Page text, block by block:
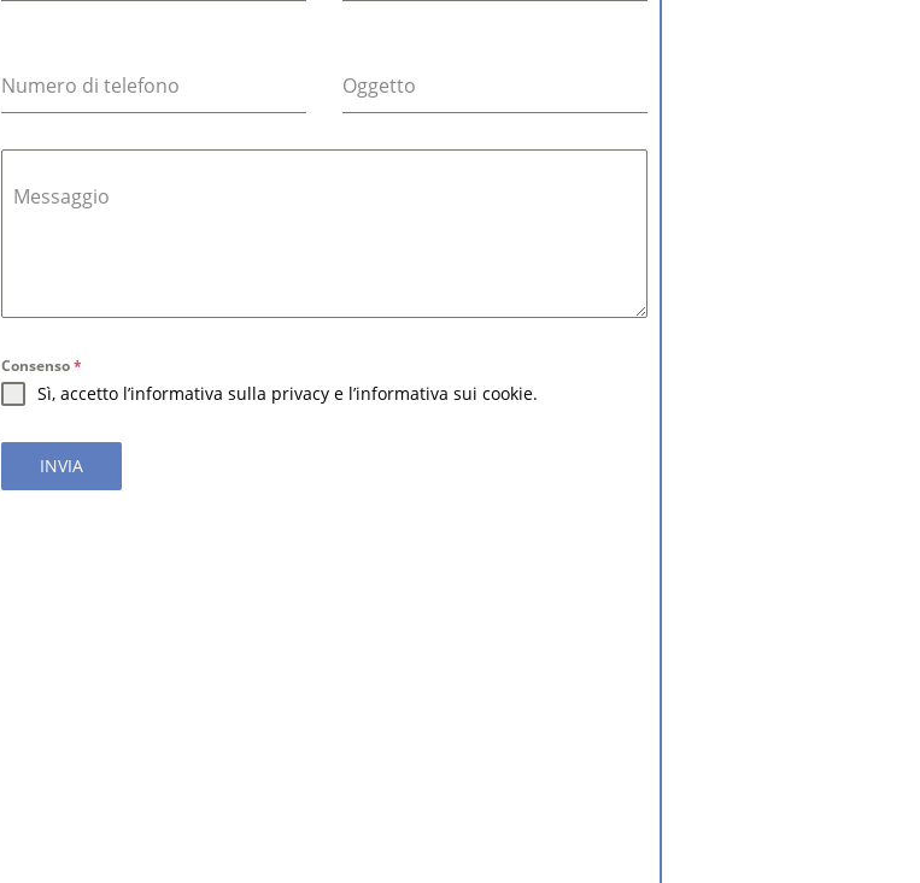
Numero di telefono Oggetto
Messaggio
Consenso*
Sì, accetto l’informativa sulla privacy e l’informativa sui cookie.
INVIA